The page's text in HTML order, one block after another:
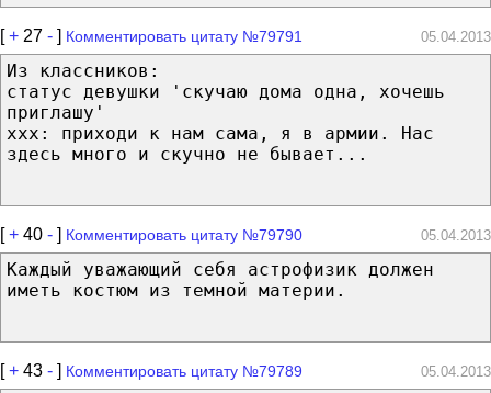
[+ 27 - ] Комментировать цитату №79791 05.04.2013
Из классников:
статус девушки 'скучаю дома одна, хочешь
приглашу'
ххх: приходи к нам сама, я в армии. Нас
здесь много и скучно не бывает...
[+ 40 - ] Комментировать цитату №79790 05.04.2013
Каждый уважающий себя астрофизик должен
иметь костюм из темной материи.
[+ 43 - ] Комментировать цитату №79789 05.04.2013